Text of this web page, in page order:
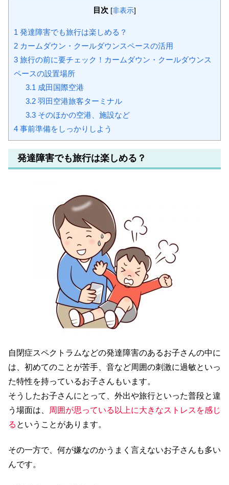
目次 [非表示]
1 発達障害でも旅行は楽しめる？
2 カームダウン・クールダウンスペースの活用
3 旅行の前に要チェック！カームダウン・クールダウンス
ペースの設置場所
3.1 成田国際空港
3.2羽田空港旅客ターミナル
3.3そのほかの空港、施設など
4 事前準備をしっかりしよう
発達障害でも旅行は楽しめる？
自閉症スペクトラムなどの発達障害のあるお子さんの中に
は、 初めてのことが苦手、音など周囲の刺激に過敏といっ
た特性を持っているお子さんもいます。
そうしたお子さんにとって、外出や旅行といった普段と違
う場面は、
周囲が思っている以上に大きなストレスを感じ
る ということがあります。
その一方で、 何が嫌なのかうまく言えないお子さんも多い
んです。